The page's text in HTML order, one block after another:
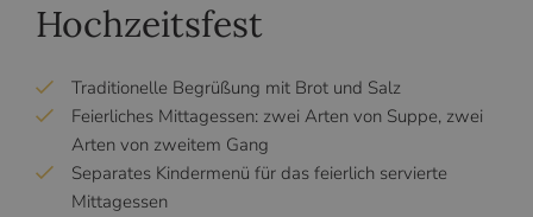
Hochzeitsfest
Traditionelle Begrüßung mit Brot und Salz
Feierliches Mittagessen: zwei Arten von Suppe, zwei
Arten von zweitem Gang
Separates Kindermenü für das feierlich servierte
Mittagessen